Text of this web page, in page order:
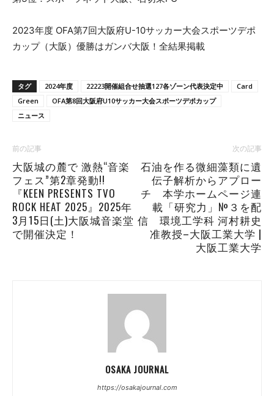
2023年度 OFA第7回大阪府U-10サッカー大会スポーツデポ
カップ（大阪）優勝はガンバ大阪！全結果掲載
タグ 2024年度 22223開催組合せ抽選127各ゾーン代表決定中
Card
Green
OFA第8回大阪府U10サッカー大会スポーツデポカップ
ニュース
前の記事
大阪城の麓で 激熱“音楽
フェス”第2章発動!!
『KEEN PRESENTS TVO
ROCK HEAT 2025』2025年
3月15日(土)大阪城音楽堂
で開催決定！
次の記事
石油を作る微細藻類に遺
伝子解析からアプロー
チ 本学ホームページ連
載「研究力」№３を配
信 環境工学科 河村耕史
准教授–大阪工業大学 |
大阪工業大学
OSAKA JOURNAL
https://osakajournal.com